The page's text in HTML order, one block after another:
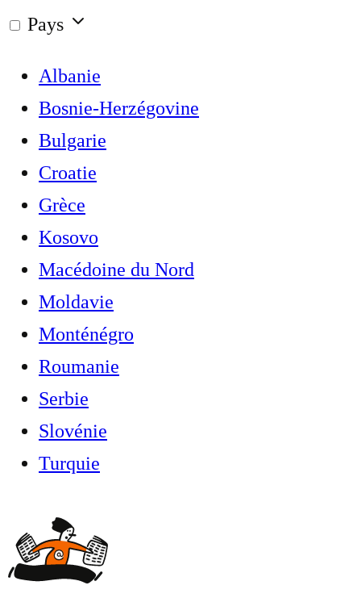
Pays
Albanie
Bosnie-Herzégovine
Bulgarie
Croatie
Grèce
Kosovo
Macédoine du Nord
Moldavie
Monténégro
Roumanie
Serbie
Slovénie
Turquie